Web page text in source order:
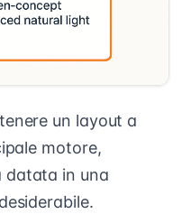
un layout a
motore,
datata in una